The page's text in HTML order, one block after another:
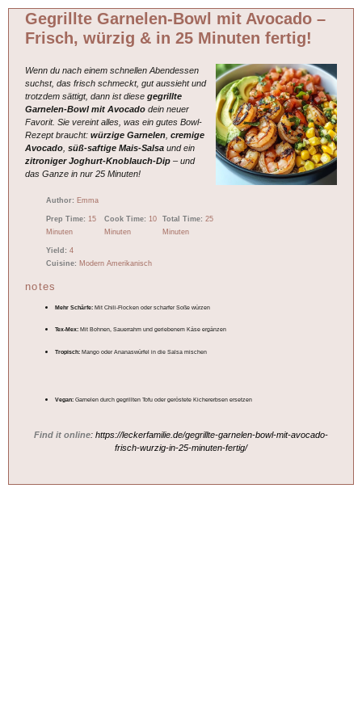
Gegrillte Garnelen-Bowl mit Avocado –
Frisch, würzig & in 25 Minuten fertig!
Wenn du nach einem schnellen Abendessen
suchst, das frisch schmeckt, gut aussieht und
trotzdem sättigt, dann ist diese gegrillte
Garnelen-Bowl mit Avocado dein neuer
Favorit. Sie vereint alles, was ein gutes Bowl-
Rezept braucht: würzige Garnelen cremige
Avocado süß-saftige Mais-Salsa und ein
zitroniger Joghurt-Knoblauch-Dip – und
das Ganze in nur 25 Minuten!
Author: Emma
Prep Time: 15
Minuten
Cook Time: 10
Minuten
Total Time: 25
Minuten
Yield: 4
Cuisine: Modern Amerikanisch
notes
Mehr Schärfe: Mit Chili-Flocken oder scharfer Soße würzen
Tex-Mex: Mit Bohnen, Sauerrahm und geriebenem Käse ergänzen
Tropisch: Mango oder Ananaswürfel in die Salsa mischen
Vegan: Garnelen durch gegrillten Tofu oder geröstete Kichererbsen ersetzen
Find it online: https://leckerfamilie.de/gegrillte-garnelen-bowl-mit-avocado-
frisch-wurzig-in-25-minuten-fertig/